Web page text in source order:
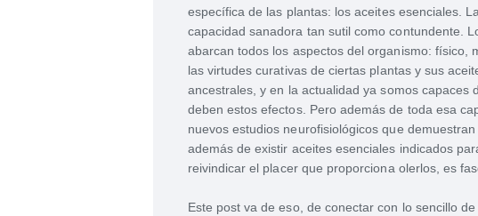
específica de las plantas: los aceites esenciales.
capacidad sanadora tan sutil como contundente.
abarcan todos los aspectos del organismo: físico,
las virtudes curativas de ciertas plantas y sus
ancestrales, y en la actualidad ya somos capaces
deben estos efectos. Pero además de toda esa
nuevos estudios neurofisiológicos que
además de existir aceites esenciales indicados
reivindicar el placer que proporciona olerlos, es
Este post va de eso, de conectar con lo sencillo